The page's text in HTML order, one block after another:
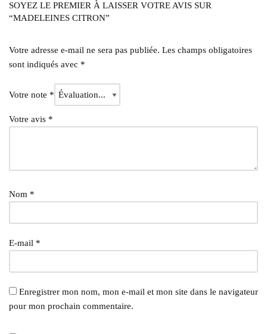
SOYEZ LE PREMIER À LAISSER VOTRE AVIS SUR
“MADELEINES CITRON”
Votre adresse e-mail ne sera pas publiée. Les champs obligatoires
sont indiqués avec *
Votre note *
Votre avis *
Nom *
E-mail *
Enregistrer mon nom, mon e-mail et mon site dans le navigateur
pour mon prochain commentaire.